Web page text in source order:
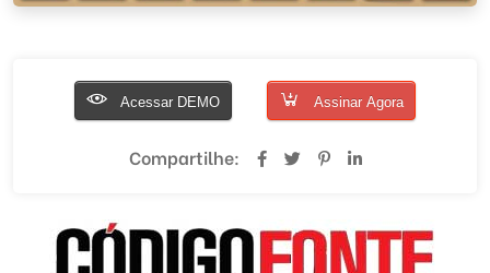
Acessar DEMO Assinar Agora
Compartilhe: